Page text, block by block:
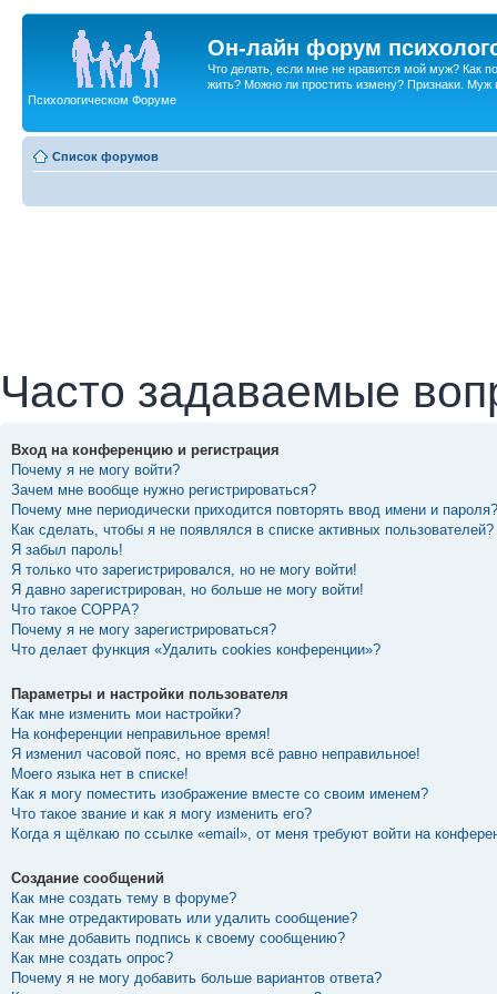
Он-лайн форум
Что делать, если мне не нравится мой муж? Как
жить? Можно ли простить измену? Признаки. Муж
Психологическом Форуме
Список форумов
Часто задаваемые
Вход на конференцию и регистрация
Почему я не могу войти?
Зачем мне вообще нужно регистрироваться?
Почему мне периодически приходится повторять ввод имени и пароля?
Как сделать, чтобы я не появлялся в списке активных пользователей?
Я забыл пароль!
Я только что зарегистрировался, но не могу войти!
Я давно зарегистрирован, но больше не могу войти!
Что такое COPPA?
Почему я не могу зарегистрироваться?
Что делает функция «Удалить cookies конференции»?
Параметры и настройки пользователя
Как мне изменить мои настройки?
На конференции неправильное время!
Я изменил часовой пояс, но время всё равно неправильное!
Моего языка нет в списке!
Как я могу поместить изображение вместе со своим именем?
Что такое звание и как я могу изменить его?
Когда я щёлкаю по ссылке «email», от меня требуют войти на
Создание сообщений
Как мне создать тему в форуме?
Как мне отредактировать или удалить сообщение?
Как мне добавить подпись к своему сообщению?
Как мне создать опрос?
Почему я не могу добавить больше вариантов ответа?